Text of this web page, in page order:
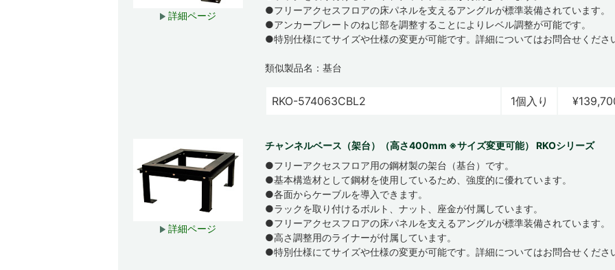
詳細ページ
●フリーアクセスフロアの床パネルを支えるアングルが標準装備されています。
●アンカープレートのねじ部を調整することによりレベル調整が可能です。
●特別仕様にてサイズや仕様の変更が可能です。詳細についてはお問合せくださ
類似製品名：基台
RKO-574063CBL2 1個入り
詳細ページ
チャンネルベース（架台）（高さ400mm ※サイズ変更可能） RKOシリーズ
●フリーアクセスフロア用の鋼材製の架台（基台）です。
●基本構造材として鋼材を使用しているため、強度的に優れています。
●各面からケーブルを導入できます。
●ラックを取り付けるボルト、ナット、座金が付属しています。
●フリーアクセスフロアの床パネルを支えるアングルが標準装備されています。
●高さ調整用のライナーが付属しています。
●特別仕様にてサイズや仕様の変更が可能です。詳細についてはお問合せくださ